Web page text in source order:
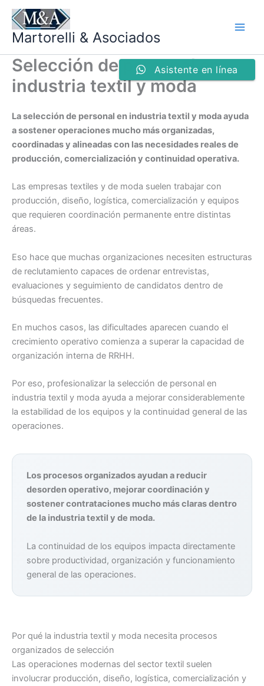
contenido
Martorelli & Asociados
Selección de personal en
industria textil y moda
La selección de personal en industria textil y moda ayuda
a sostener operaciones mucho más organizadas,
coordinadas y alineadas con las necesidades reales de
producción, comercialización y continuidad operativa.
Las empresas textiles y de moda suelen trabajar con
producción, diseño, logística, comercialización y equipos
que requieren coordinación permanente entre distintas
áreas.
Eso hace que muchas organizaciones necesiten estructuras
de reclutamiento capaces de ordenar entrevistas,
evaluaciones y seguimiento de candidatos dentro de
búsquedas frecuentes.
En muchos casos, las dificultades aparecen cuando el
crecimiento operativo comienza a superar la capacidad de
organización interna de RRHH.
Por eso, profesionalizar la selección de personal en
industria textil y moda ayuda a mejorar considerablemente
la estabilidad de los equipos y la continuidad general de las
operaciones.
Los procesos organizados ayudan a reducir
desorden operativo, mejorar coordinación y
sostener contrataciones mucho más claras dentro
de la industria textil y de moda.
La continuidad de los equipos impacta directamente
sobre productividad, organización y funcionamiento
general de las operaciones.
Por qué la industria textil y moda necesita procesos
organizados de selección
Las operaciones modernas del sector textil suelen
involucrar producción, diseño, logística, comercialización y
Asistente en línea